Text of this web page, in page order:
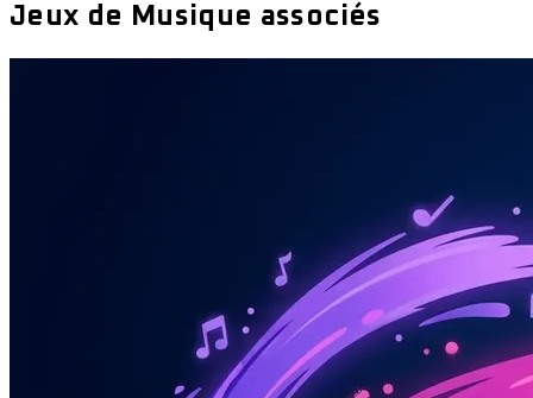
Jeux de Musique associés